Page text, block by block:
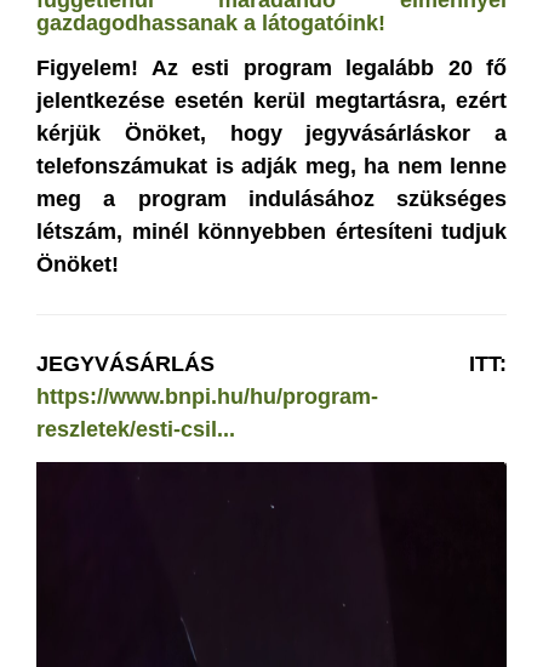
gazdagodhassanak a látogatóink!
Figyelem! Az esti program legalább 20 fő
jelentkezése esetén kerül megtartásra, ezért
kérjük Önöket, hogy jegyvásárláskor a
telefonszámukat is adják meg, ha nem lenne
meg a program indulásához szükséges
létszám, minél könnyebben értesíteni tudjuk
Önöket!
JEGYVÁSÁRLÁS ITT:
https://www.bnpi.hu/hu/program-
reszletek/esti-csil...